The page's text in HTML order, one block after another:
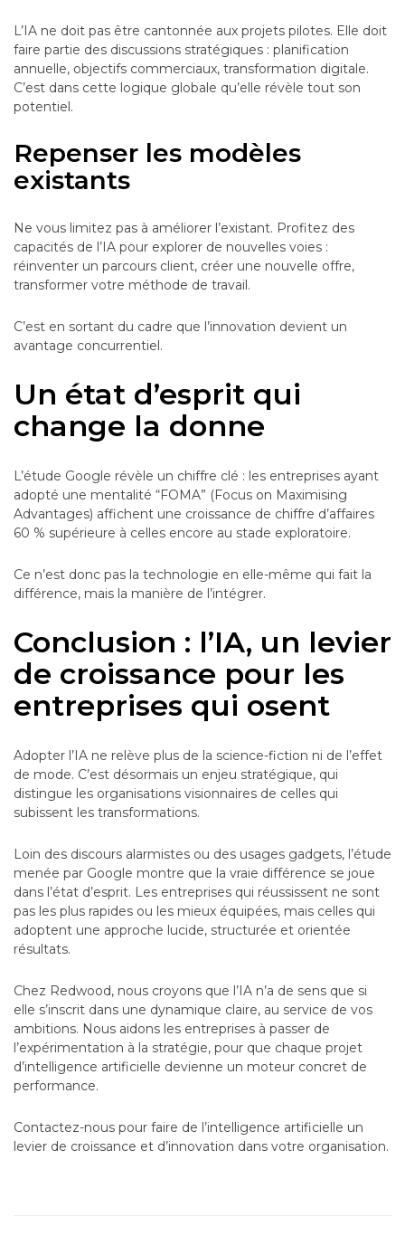
L’IA ne doit pas être cantonnée aux projets pilotes. Elle doit
faire partie des discussions stratégiques : planification
annuelle, objectifs commerciaux, transformation digitale.
C’est dans cette logique globale qu’elle révèle tout son
potentiel.
Repenser les modèles
existants
Ne vous limitez pas à améliorer l’existant. Profitez des
capacités de l’IA pour explorer de nouvelles voies :
réinventer un parcours client, créer une nouvelle offre,
transformer votre méthode de travail.
C’est en sortant du cadre que l’innovation devient un
avantage concurrentiel.
Un état d’esprit qui
change la donne
L’étude Google révèle un chiffre clé : les entreprises ayant
adopté une mentalité “FOMA” (Focus on Maximising
Advantages) affichent une croissance de chiffre d’affaires
60 % supérieure à celles encore au stade exploratoire.
Ce n’est donc pas la technologie en elle-même qui fait la
différence, mais la manière de l’intégrer.
Conclusion : l’IA, un levier
de croissance pour les
entreprises qui osent
Adopter l’IA ne relève plus de la science-fiction ni de l’effet
de mode. C’est désormais un enjeu stratégique, qui
distingue les organisations visionnaires de celles qui
subissent les transformations.
Loin des discours alarmistes ou des usages gadgets, l’étude
menée par Google montre que la vraie différence se joue
dans l’état d’esprit. Les entreprises qui réussissent ne sont
pas les plus rapides ou les mieux équipées, mais celles qui
adoptent une approche lucide, structurée et orientée
résultats.
Chez Redwood, nous croyons que l’IA n’a de sens que si
elle s’inscrit dans une dynamique claire, au service de vos
ambitions. Nous aidons les entreprises à passer de
l’expérimentation à la stratégie, pour que chaque projet
d’intelligence artificielle devienne un moteur concret de
performance.
Contactez-nous pour faire de l’intelligence artificielle un
levier de croissance et d’innovation dans votre organisation.